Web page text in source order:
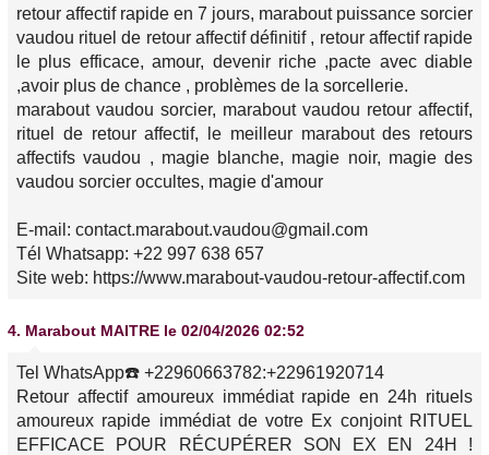
retour affectif rapide en 7 jours, marabout puissance sorcier
vaudou rituel de retour affectif définitif , retour affectif rapide
le plus efficace, amour, devenir riche ,pacte avec diable
,avoir plus de chance , problèmes de la sorcellerie.
marabout vaudou sorcier, marabout vaudou retour affectif,
rituel de retour affectif, le meilleur marabout des retours
affectifs vaudou , magie blanche, magie noir, magie des
vaudou sorcier occultes, magie d'amour
E-mail: contact.marabout.vaudou@gmail.com
Tél Whatsapp: +22 997 638 657
Site web: https://www.marabout-vaudou-retour-affectif.com
4. Marabout MAITRE le 02/04/2026 02:52
Tel WhatsApp☎️ +22960663782:+22961920714
Retour affectif amoureux immédiat rapide en 24h rituels
amoureux rapide immédiat de votre Ex conjoint RITUEL
EFFICACE POUR RÉCUPÉRER SON EX EN 24H !